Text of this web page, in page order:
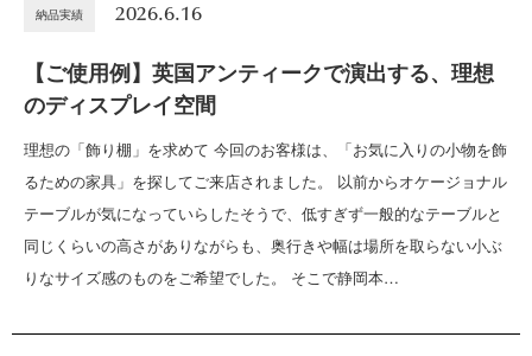
納品実績 2026.6.16
【ご使用例】英国アンティークで演出する、理想
のディスプレイ空間
理想の「飾り棚」を求めて 今回のお客様は、「お気に入りの小物を飾
るための家具」を探してご来店されました。 以前からオケージョナル
テーブルが気になっていらしたそうで、低すぎず一般的なテーブルと
同じくらいの高さがありながらも、奥行きや幅は場所を取らない小ぶ
りなサイズ感のものをご希望でした。 そこで静岡本…